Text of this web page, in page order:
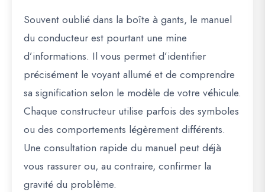
Souvent oublié dans la boîte à gants, le manuel
du conducteur est pourtant une mine
d’informations. Il vous permet d’identifier
précisément le voyant allumé et de comprendre
sa signification selon le modèle de votre véhicule.
Chaque constructeur utilise parfois des symboles
ou des comportements légèrement différents.
Une consultation rapide du manuel peut déjà
vous rassurer ou, au contraire, confirmer la
gravité du problème.